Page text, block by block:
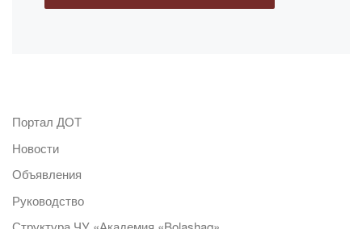
Портал ДОТ
Новости
Объявления
Руководство